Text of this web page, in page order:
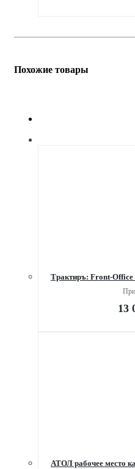
Похожие товары
Трактиръ: Front-
13
АТОЛ рабочее место